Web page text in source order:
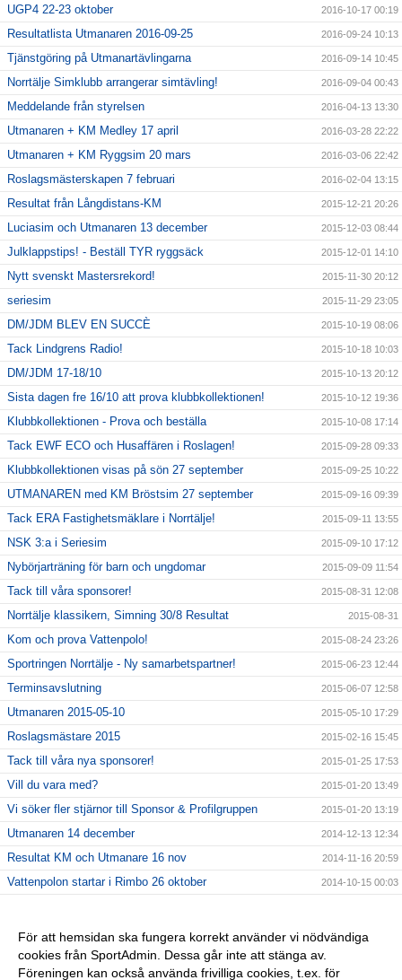
UGP4 22-23 oktober 2016-10-17 00:19
Resultatlista Utmanaren 2016-09-25 2016-09-24 10:13
Tjänstgöring på Utmanartävlingarna 2016-09-14 10:45
Norrtälje Simklubb arrangerar simtävling! 2016-09-04 00:43
Meddelande från styrelsen 2016-04-13 13:30
Utmanaren + KM Medley 17 april 2016-03-28 22:22
Utmanaren + KM Ryggsim 20 mars 2016-03-06 22:42
Roslagsmästerskapen 7 februari 2016-02-04 13:15
Resultat från Långdistans-KM 2015-12-21 20:26
Luciasim och Utmanaren 13 december 2015-12-03 08:44
Julklappstips! - Beställ TYR ryggsäck 2015-12-01 14:10
Nytt svenskt Mastersrekord! 2015-11-30 20:12
seriesim 2015-11-29 23:05
DM/JDM BLEV EN SUCCÈ 2015-10-19 08:06
Tack Lindgrens Radio! 2015-10-18 10:03
DM/JDM 17-18/10 2015-10-13 20:12
Sista dagen fre 16/10 att prova klubbkollektionen! 2015-10-12 19:36
Klubbkollektionen - Prova och beställa 2015-10-08 17:14
Tack EWF ECO och Husaffären i Roslagen! 2015-09-28 09:33
Klubbkollektionen visas på sön 27 september 2015-09-25 10:22
UTMANAREN med KM Bröstsim 27 september 2015-09-16 09:39
Tack ERA Fastighetsmäklare i Norrtälje! 2015-09-11 13:55
NSK 3:a i Seriesim 2015-09-10 17:12
Nybörjarträning för barn och ungdomar 2015-09-09 11:54
Tack till våra sponsorer! 2015-08-31 12:08
Norrtälje klassikern, Simning 30/8 Resultat 2015-08-31
Kom och prova Vattenpolo! 2015-08-24 23:26
Sportringen Norrtälje - Ny samarbetspartner! 2015-06-23 12:44
Terminsavslutning 2015-06-07 12:58
Utmanaren 2015-05-10 2015-05-10 17:29
Roslagsmästare 2015 2015-02-16 15:45
Tack till våra nya sponsorer! 2015-01-25 17:53
Vill du vara med? 2015-01-20 13:49
Vi söker fler stjärnor till Sponsor & Profilgruppen 2015-01-20 13:19
Utmanaren 14 december 2014-12-13 12:34
Resultat KM och Utmanare 16 nov 2014-11-16 20:59
Vattenpolon startar i Rimbo 26 oktober 2014-10-15 00:03
Nybörjarträning i Norrtälje! 2014-09-11 13:09
Vi startar Vattenpolo i höst i form av Poolkampen. 2014-09-11 13:08
För att hemsidan ska fungera korrekt använder vi nödvändiga
cookies från SportAdmin. Dessa går inte att stänga av.
Föreningen kan också använda frivilliga cookies, t.ex. för